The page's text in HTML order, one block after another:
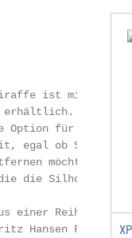
mit einem
Da der
Option für
ob Sie den
möchten.
Silhouette des
Reihe von
Farben.